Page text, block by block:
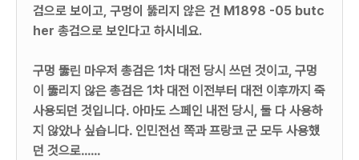
검으로 보이고, 구멍이 뚫리지 않은 건 M1898 -05 butc
her 총검으로 보인다고 하시네요.
구멍 뚫린 마우저 총검은 1차 대전 당시 쓰던 것이고, 구멍
이 뚫리지 않은 총검은 1차 대전 이전부터 대전 이후까지 죽
사용되던 것입니다. 아마도 스페인 내전 당시, 둘 다 사용하
지 않았나 싶습니다. 인민전선 쪽과 프랑코 군 모두 사용했
던 것으로......